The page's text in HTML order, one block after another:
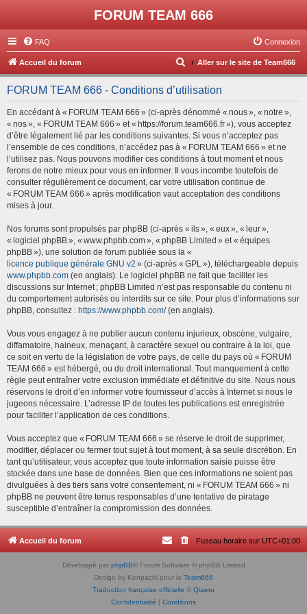
FORUM TEAM 666
FAQ Connexion
Accueil du forum Aller sur le site de Team666
R
e
c
h
e
c
e
FORUM TEAM 666 - Conditions d’utilisation
En accédant à « FORUM TEAM 666 » (ci-après dénommé « nous », « notre »,
« nos », « FORUM TEAM 666 » et « https://forum.team666.fr »), vous acceptez
d’être légalement lié par les conditions suivantes. Si vous n’acceptez pas
l’ensemble de ces conditions, n’accédez pas à « FORUM TEAM 666 » et ne
l’utilisez pas. Nous pouvons modifier ces conditions à tout moment et nous
ferons de notre mieux pour vous en informer. Il vous incombe toutefois de
consulter régulièrement ce document, car votre utilisation continue de
« FORUM TEAM 666 » après modification vaut acceptation des conditions
mises à jour.
Nos forums sont propulsés par phpBB (ci-après « ils », « eux », « leur »,
« logiciel phpBB », « www.phpbb.com », « phpBB Limited » et « équipes
phpBB »), une solution de forum publiée sous la «
licence publique générale GNU v2 » (ci-après « GPL »), téléchargeable depuis
www.phpbb.com (en anglais). Le logiciel phpBB ne fait que faciliter les
discussions sur Internet ; phpBB Limited n’est pas responsable du contenu ni
du comportement autorisés ou interdits sur ce site. Pour plus d’informations sur
phpBB, consultez : https://www.phpbb.com/(en anglais).
Vous vous engagez à ne publier aucun contenu injurieux, obscène, vulgaire,
diffamatoire, haineux, menaçant, à caractère sexuel ou contraire à la loi, que
ce soit en vertu de la législation de votre pays, de celle du pays où « FORUM
TEAM 666 » est hébergé, ou du droit international. Tout manquement à cette
règle peut entraîner votre exclusion immédiate et définitive du site. Nous nous
réservons le droit d’en informer votre fournisseur d’accès à Internet si nous le
jugeons nécessaire. L’adresse IP de toutes les publications est enregistrée
pour faciliter l’application de ces conditions.
Vous acceptez que « FORUM TEAM 666 » se réserve le droit de supprimer,
modifier, déplacer ou fermer tout sujet à tout moment, à sa seule discrétion. En
tant qu’utilisateur, vous acceptez que toute information saisie puisse être
stockée dans une base de données. Bien que ces informations ne soient pas
divulguées à des tiers sans votre consentement, ni « FORUM TEAM 666 » ni
phpBB ne peuvent être tenus responsables d’une tentative de piratage
susceptible d’entraîner la compromission des données.
Accueil du forum Fuseau horaire sur UTC+01:00
Développé par phpBB® Forum Software © phpBB Limited
Design by Kenpachi pour la Team666
Traduction française officielle © Qiaeru
Confidentialité | Conditions